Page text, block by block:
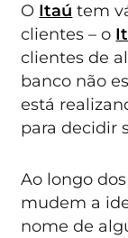
O Itaú tem
clientes – o
clientes de
banco não
está
para decidir
Ao longo
mudem a
nome de